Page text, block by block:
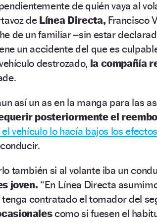
de quién vaya al
de Línea Directa, Francisco
de un familiar –sin estar
un accidente del que es
destrozado, la compañía
así un as en la manga para las
posteriormente el
vehículo lo hacía bajos los
también si al volante iba un
joven. “En Línea Directa
contratado el tomador del
como si fuesen el